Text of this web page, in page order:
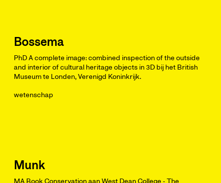
Bossema
PhD A complete image: combined inspection of the outside
and interior of cultural heritage objects in 3D bij het British
Museum te Londen, Verenigd Koninkrijk.
wetenschap
Munk
MA Book Conservation aan West Dean College - The